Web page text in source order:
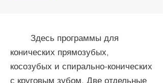
Здесь программы для
конических прямозубых,
косозубых и спирально-конических
с круговым зубом. Две отдельные